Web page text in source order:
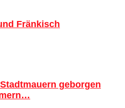
Fränkisch
geborgen